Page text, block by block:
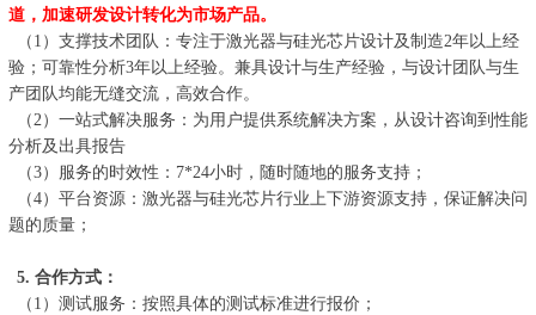
道，加速研发设计转化为市场产品。
（ 1 ）支撑技术团队 ： 专注于激光器与硅光芯片设计及制造2年以上经
验； 可靠性分析3年以上经验。兼具设计与生产经验，与设计团队与生
产团队均能无缝交流，高效合作。
（2） 一站式解决服务： 为用户提供系统解决方案 ，从设计咨询到性能
分析及出具报告
（3） 服务的时效性： 7*24小时，随时随地的服务支持；
（4）平台资源：激光器与硅光芯片行业上下游资源支持，保证解决问
题的质量；
5. 合作方式：
（ 1 ）测试服务：按照具体的测试标准进行报价；